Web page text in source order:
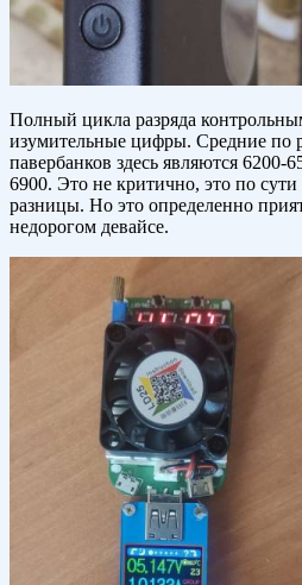
Полный цикла разряда
изумительные цифры. Средние по
павербанков здесь являются 6200-
6900. Это не критично, это по сути
разницы. Но это определенно
недорогом девайсе.